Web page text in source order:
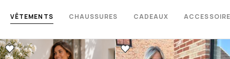
VÊTEMENTS CHAUSSURES CADEAUX